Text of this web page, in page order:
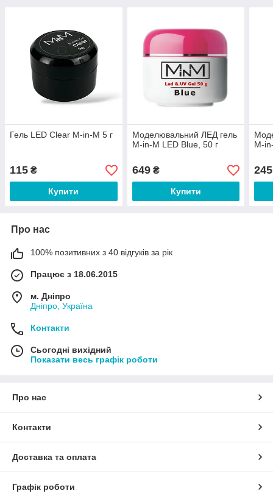
Гель LED Clear M-in-M 5 г
115 ₴
Купити
Моделювальний ЛЕД гель
M-in-M LED Blue, 50 г
649₴
Купити
M-
245
Про нас
100% позитивних з 40 відгуків за рік
Працює з 18.06.2015
м. Дніпро
Дніпро, Україна
Контакти
Сьогодні вихідний
Показати весь графік роботи
Про нас
Контакти
Доставка та оплата
Графік роботи